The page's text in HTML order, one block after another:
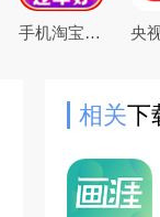
手机淘宝下载2026app最新版
相关下